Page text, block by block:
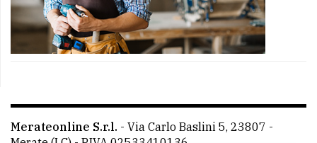
Merateonline S.r.l. - Via Carlo Baslini 5, 23807 -